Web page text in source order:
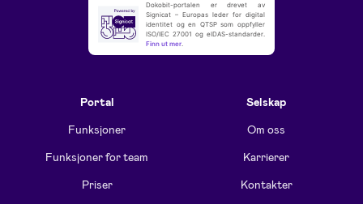
Dokobit-portalen er drevet av
Signicat – Europas leder for digital
identitet og en QTSP som oppfyller
ISO/IEC 27001 og eIDAS-standarder.
Finn ut mer.
Portal
Funksjoner
Funksjoner for team
Priser
Selskap
Om oss
Karrierer
Kontakter